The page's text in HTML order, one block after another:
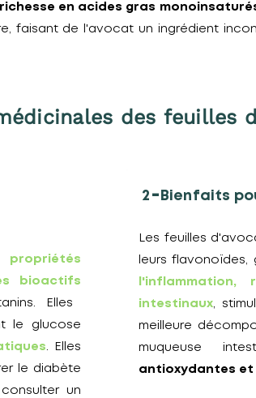
richesse en acides gras
faisant de l'avocat un ingrédient
des feuilles
propriétés
bioactifs
Elles
le glucose
. Elles
le diabète
un
2 - Bienfaits
Les feuilles
leurs flavonoïdes,
intestinaux,
meilleure
muqueuse
antioxydantes et